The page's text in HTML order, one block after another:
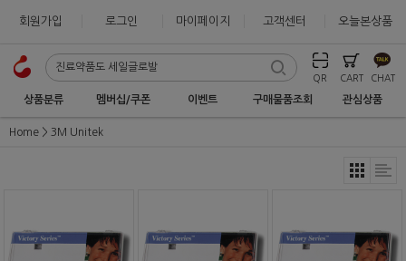
회원가입 로그인 마이페이지 고객센터 오늘본상품
QR CART CHAT
상품분류 멤버십/쿠폰 이벤트 구매물품조회 관심상품
Home 3M Unitek